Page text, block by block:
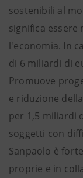
sostenibili al
significa essere
l'economia. In
di 6 miliardi di
Promuove
e riduzione
per 1,5 miliardi
soggetti con
Sanpaolo è
proprie e in